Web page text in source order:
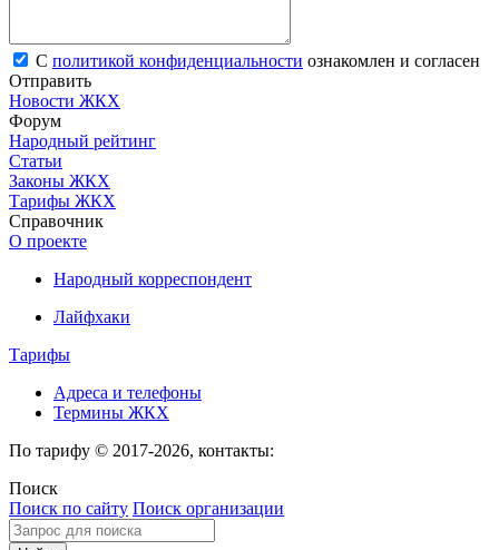
С политикой конфиденциальности ознакомлен и согласен
Отправить
Новости ЖКХ
Форум
Народный рейтинг
Статьи
Законы ЖКХ
Тарифы ЖКХ
Справочник
О проекте
Народный корреспондент
Лайфхаки
Тарифы
Адреса и телефоны
Термины ЖКХ
По тарифу © 2017-2026, контакты:
Поиск
Поиск по сайту Поиск организации